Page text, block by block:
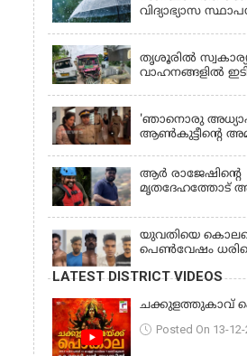
വിദ്യാഭ്യാസ
തൃശൂരിൽ
വാഹനങ്ങളില്‍
'ഞാനൊരു
ആണ്‍കുട്ടീന്റെ
കസ്റ്റഡിയിൽ വിട്ട്
ജാമ്യാപേക്ഷ തള്ളി
ആര്‍ രാജേഷിന്റെ
മൃതദേഹത്തോട്
വീഴ്ച; മൃതദേഹം
വരെ എത്തിച്ചത്
സംവിധാനം
ആരോപണം
യുവതിയെ
പെൺവേഷം
LATEST DISTRICT VIDEOS
ചക്കുളത്തുകാവ്
Posted On 13-